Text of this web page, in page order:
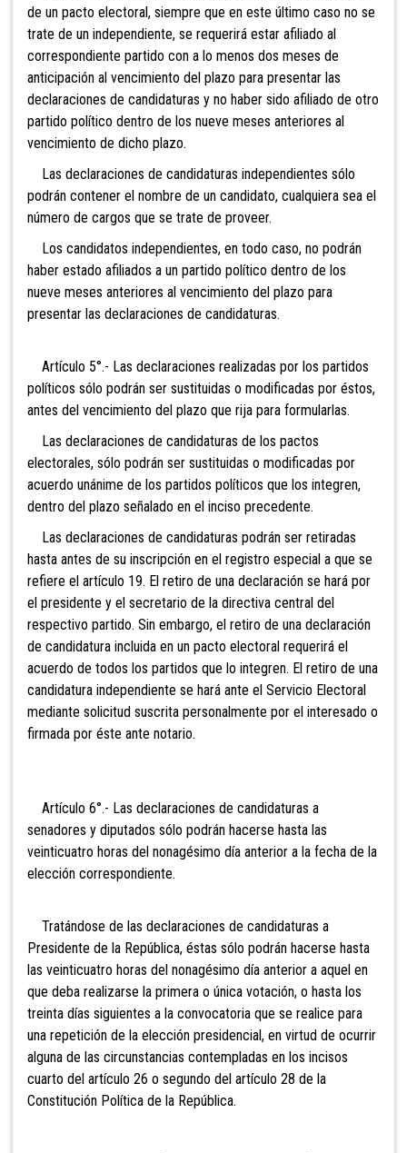
de un pacto electoral, siempre que en este último caso no se
trate de un independiente, se requerirá estar afiliado al
correspondiente partido con a lo menos dos meses de
anticipación al vencimiento del plazo para presentar las
declaraciones de candidaturas y no haber sido afiliado de otro
partido político dentro de los nueve meses anteriores al
vencimiento de dicho plazo.
Las declaraciones de candidaturas independientes sólo
podrán contener el nombre de un candidato, cualquiera sea el
número de cargos que se trate de proveer.
Los candidatos independientes, en todo caso, no podrán
haber estado afiliados a un partido político dentro de los
nueve meses anteriores al vencimiento del plazo para
presentar las declaraciones de candidaturas.
Artículo 5°.- Las declaraciones realizadas por los partidos
políticos sólo podrán ser sustituidas o modificadas por éstos,
antes del vencimiento del plazo que rija para formularlas.
Las declaraciones de candidaturas de los pactos
electorales, sólo podrán ser sustituidas o modificadas por
acuerdo unánime de los partidos políticos que los integren,
dentro del plazo señalado en el inciso precedente.
Las declaraciones de candidaturas podrán ser retiradas
hasta antes de su inscripción en el registro especial a que se
refiere el artículo 19. El retiro de una declaración se hará por
el presidente y el secretario de la directiva central del
respectivo partido. Sin embargo, el retiro de una declaración
de candidatura incluida en un pacto electoral requerirá el
acuerdo de todos los partidos que lo integren. El retiro de una
candidatura independiente se hará ante el Servicio Electoral
mediante solicitud suscrita personalmente por el interesado o
firmada por éste ante notario.
Artículo 6°.- Las declaraciones de candidaturas a
senadores y diputados sólo podrán hacerse hasta las
veinticuatro horas del nonagésimo día anterior a la fecha de la
elección correspondiente.
Tratándose de las declaraciones de candidaturas a
Presidente de la República, éstas sólo podrán hacerse hasta
las veinticuatro horas del nonagésimo día anterior a aquel en
que deba realizarse la primera o única votación, o hasta los
treinta días siguientes a la convocatoria que se realice para
una repetición de la elección presidencial, en virtud de ocurrir
alguna de las circunstancias contempladas en los incisos
cuarto del artículo 26 o segundo del artículo 28 de la
Constitución Política de la República.